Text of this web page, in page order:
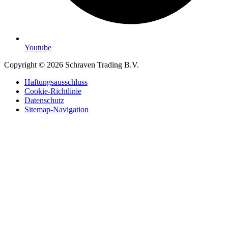
Youtube
Copyright © 2026 Schraven Trading B.V.
Haftungsausschluss
Cookie-Richtlinie
Datenschutz
Sitemap-Navigation